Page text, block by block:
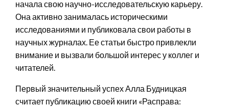
начала свою научно-исследовательскую карьеру.
Она активно занималась историческими
исследованиями и публиковала свои работы в
научных журналах. Ее статьи быстро привлекли
внимание и вызвали большой интерес у коллег и
читателей.
Первый значительный успех Алла Будницкая
считает публикацию своей книги «Расправа: